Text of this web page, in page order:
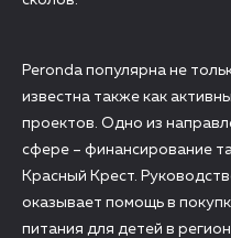
Peronda популярна не
известна также как
проектов. Одно из
сфере – финансирование
Красный Крест.
оказывает помощь в
питания для детей в